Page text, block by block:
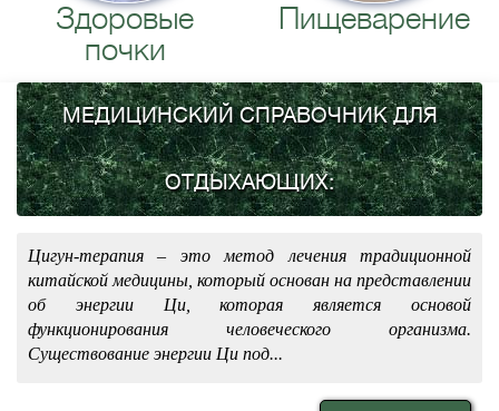
Здоровые
почки
Пищеварение
МЕДИЦИНСКИЙ СПРАВОЧНИК ДЛЯ
ОТДЫХАЮЩИХ:
Цигун-терапия – это метод лечения традиционной
китайской медицины, который основан на представлении
об энергии Ци, которая является основой
функционирования человеческого организма.
Существование энергии Ци под...